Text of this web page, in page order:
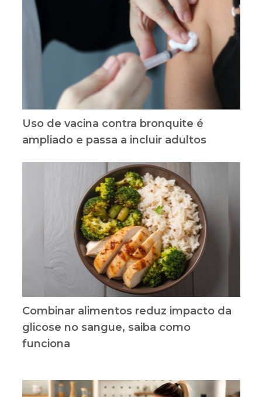
Uso de vacina contra bronquite é
ampliado e passa a incluir adultos
Combinar alimentos reduz impacto da
glicose no sangue, saiba como
funciona